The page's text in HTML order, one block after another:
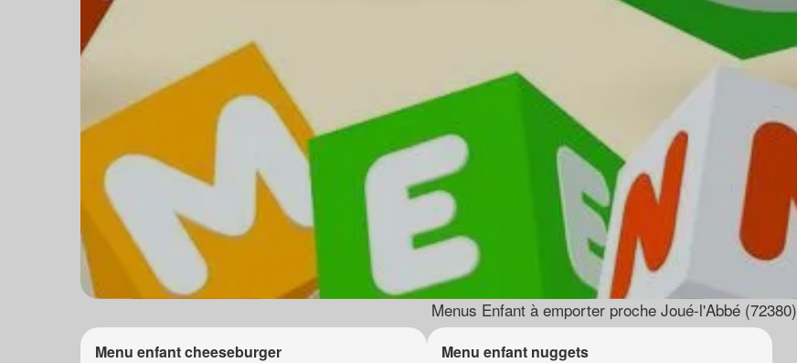
Menus Enfant à emporter proche Joué-l'Abbé (72380)
Menu enfant cheeseburger Menu enfant nuggets